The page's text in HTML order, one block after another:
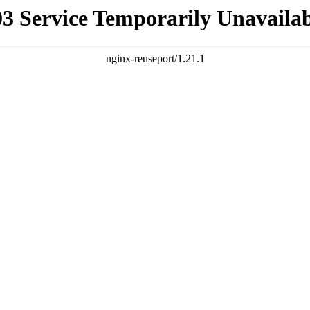
Service Temporarily
nginx-reuseport/1.21.1